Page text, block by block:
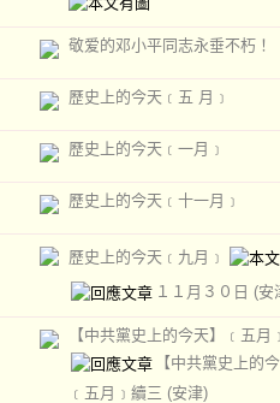
敬爱的邓小平同志永垂不朽！
歷史上的今天﹝五 月﹞
歷史上的今天﹝一月﹞
歷史上的今天﹝十一月﹞
歷史上的今天﹝九月﹞
１１月３０日 (安
【中共黨史上的今天】﹝五月
【中共黨史上的
﹝五月﹞續三 (安津)